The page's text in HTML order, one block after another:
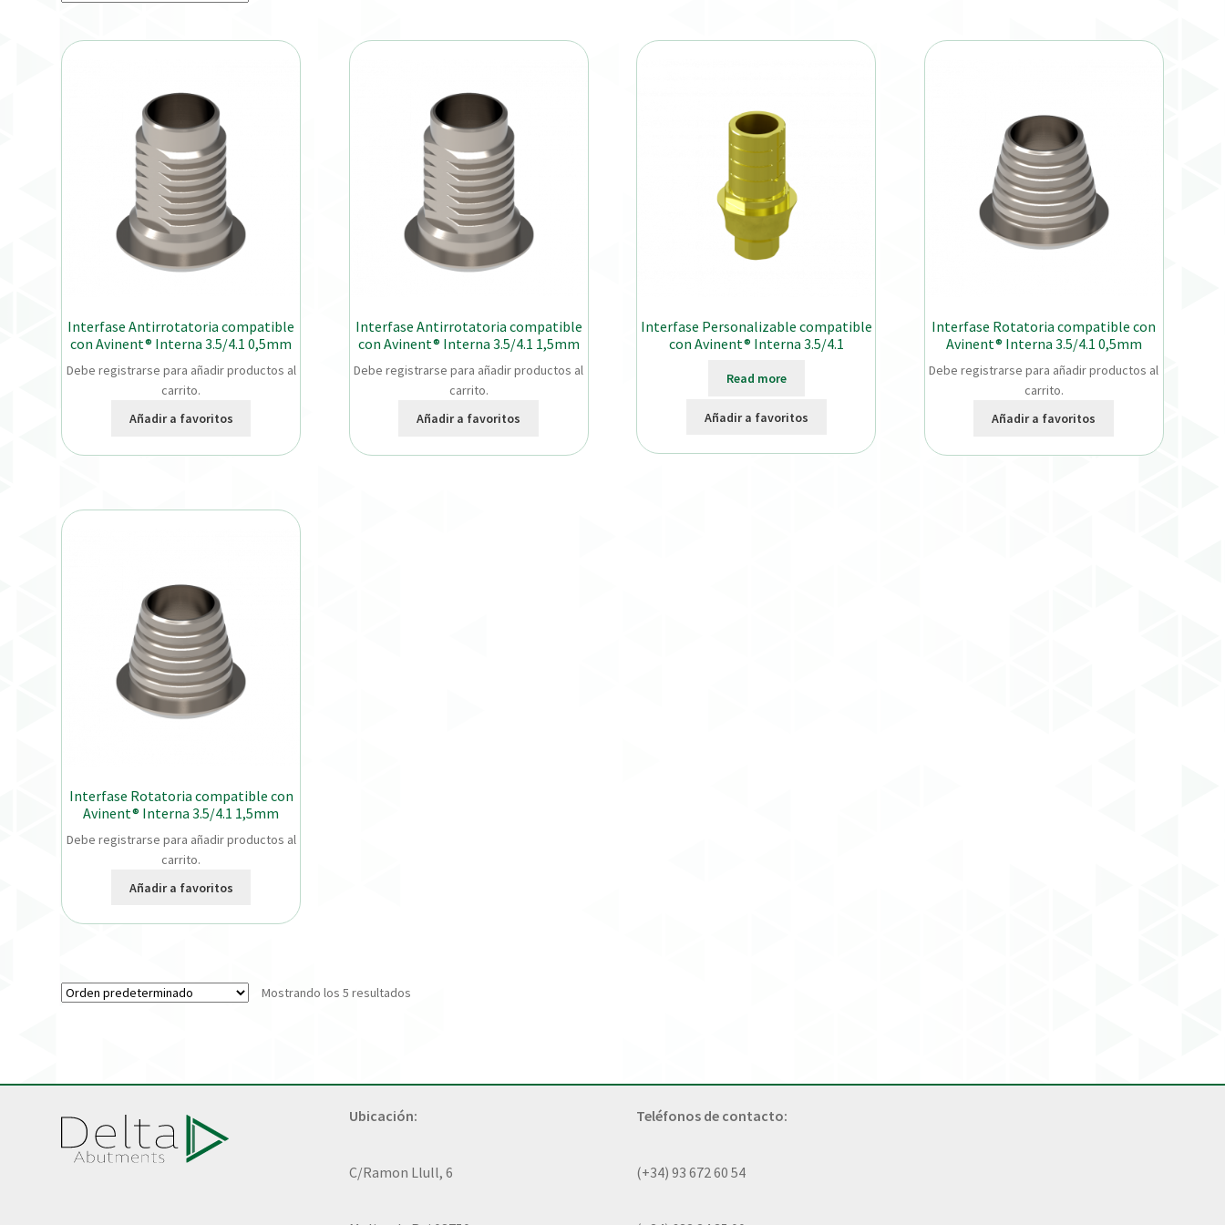
Interfase Antirrotatoria compatible
con Avinent® Interna 3.5/4.1 0,5mm
Debe registrarse para añadir productos al
carrito.
Añadir a favoritos
Interfase Antirrotatoria compatible
con Avinent® Interna 3.5/4.1 1,5mm
Debe registrarse para añadir productos al
carrito.
Añadir a favoritos
Interfase Personalizable compatible
con Avinent® Interna 3.5/4.1
Read more
Añadir a favoritos
Interfase Rotatoria compatible con
Avinent® Interna 3.5/4.1 0,5mm
Debe registrarse para añadir productos al
carrito.
Añadir a favoritos
Interfase Rotatoria compatible con
Avinent® Interna 3.5/4.1 1,5mm
Debe registrarse para añadir productos al
carrito.
Añadir a favoritos
Mostrando los 5 resultados
Ubicación:
C/Ramon Llull, 6
Teléfonos de contacto:
(+34) 93 672 60 54